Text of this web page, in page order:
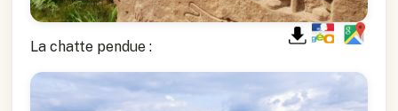
La chatte pendue :